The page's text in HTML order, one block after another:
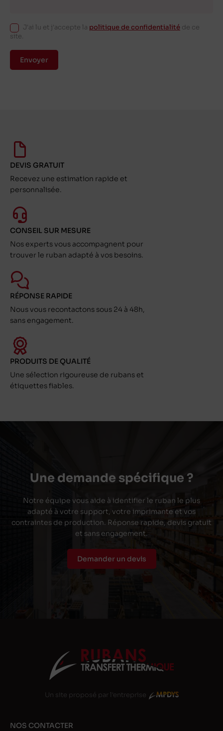
J'ai lu et j'accepte la politique de confidentialité de ce
site.
Envoyer
DEVIS GRATUIT
Recevez une estimation rapide et
personnalisée.
CONSEIL SUR MESURE
Nos experts vous accompagnent pour
trouver le ruban adapté à vos besoins.
RÉPONSE RAPIDE
Nous vous recontactons sous 24 à 48h,
sans engagement.
PRODUITS DE QUALITÉ
Une sélection rigoureuse de rubans et
étiquettes fiables.
Une demande spécifique ?
Notre équipe vous aide à identifier le ruban le plus
adapté à votre support, votre imprimante et vos
contraintes de production. Réponse rapide, devis gratuit
et sans engagement.
Demander un devis
Un site proposé par l'entreprise
NOS CONTACTER